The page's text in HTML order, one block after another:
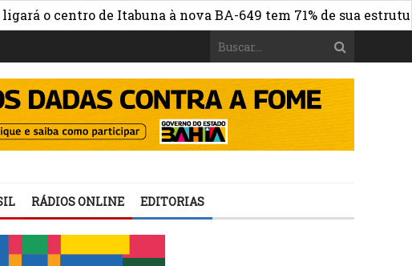
de Itabuna à nova BA-649 tem 71% de sua estrutura de
RÁDIOS ONLINE EDITORIAS